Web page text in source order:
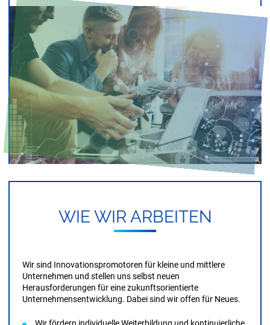
WIE WIR AR­BEI­TEN
Wir sind Innovationspromotoren für kleine und mittlere
Unternehmen und stellen uns selbst neuen
Herausforderungen für eine zukunftsorientierte
Unternehmens­entwicklung. Dabei sind wir offen für Neues.
Wir fördern individuelle Weiterbildung und kontinuierliche